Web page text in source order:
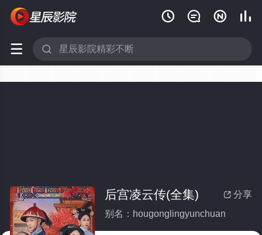
   
 
 分享
后宫凌云传(全集)
别名：hougonglingyunchuan